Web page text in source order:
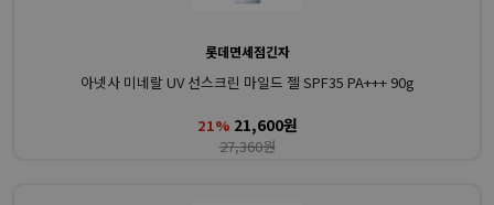
롯데면세점긴자
아넷사 미네랄 UV 선스크린 마일드 젤 SPF35 PA+++ 90g
21% 21,600원
27,360원